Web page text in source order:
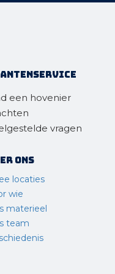
een hovenier
vragen
ons
locaties
wie
materieel
team